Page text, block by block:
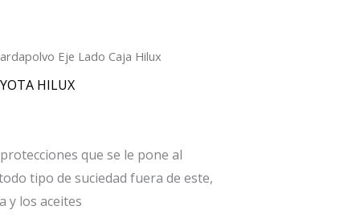
Eje Lado Caja Hilux
HILUX
El
precio
es:
$90,000.
que se le pone al
tipo de suciedad fuera de este,
y los aceites